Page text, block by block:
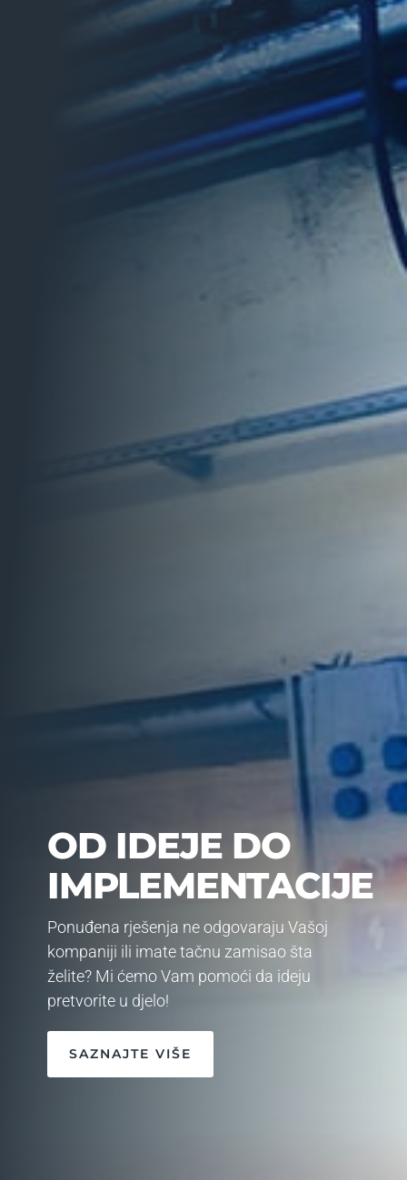
OD IDEJE DO
IMPLEMENTACIJE
Ponuđena rješenja ne odgovaraju Vašoj
kompaniji ili imate tačnu zamisao šta
želite? Mi ćemo Vam pomoći da ideju
pretvorite u djelo!
SAZNAJTE VIŠE